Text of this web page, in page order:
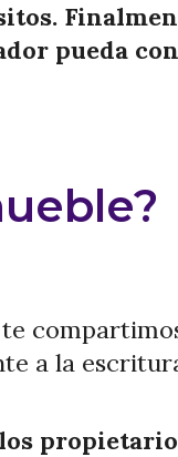
pueda
a la